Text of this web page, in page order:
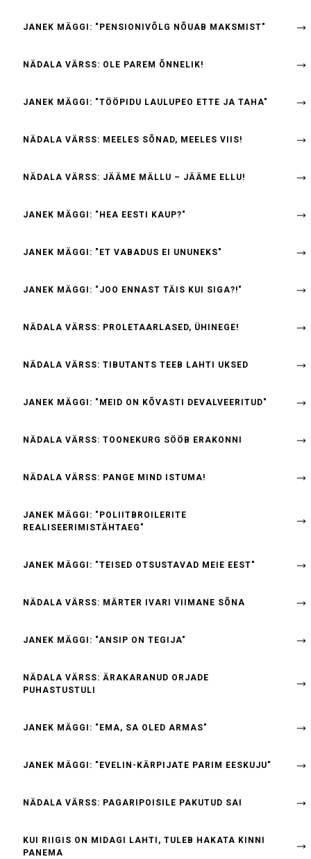
JANEK MÄGGI: "PENSIONIVÕLG NÕUAB MAKSMIST"
NÄDALA VÄRSS: OLE PAREM ÕNNELIK!
JANEK MÄGGI: "TÖÖPIDU LAULUPEO ETTE JA TAHA"
NÄDALA VÄRSS: MEELES SÕNAD, MEELES VIIS!
NÄDALA VÄRSS: JÄÄME MÄLLU – JÄÄME ELLU!
JANEK MÄGGI: "HEA EESTI KAUP?"
JANEK MÄGGI: "ET VABADUS EI UNUNEKS"
JANEK MÄGGI: "JOO ENNAST TÄIS KUI SIGA?!"
NÄDALA VÄRSS: PROLETAARLASED, ÜHINEGE!
NÄDALA VÄRSS: TIBUTANTS TEEB LAHTI UKSED
JANEK MÄGGI: "MEID ON KÕVASTI DEVALVEERITUD"
NÄDALA VÄRSS: TOONEKURG SÖÖB ERAKONNI
NÄDALA VÄRSS: PANGE MIND ISTUMA!
JANEK MÄGGI: "POLIITBROILERITE
REALISEERIMISTÄHTAEG"
JANEK MÄGGI: "TEISED OTSUSTAVAD MEIE EEST"
NÄDALA VÄRSS: MÄRTER IVARI VIIMANE SÕNA
JANEK MÄGGI: "ANSIP ON TEGIJA"
NÄDALA VÄRSS: ÄRAKARANUD ORJADE
PUHASTUSTULI
JANEK MÄGGI: "EMA, SA OLED ARMAS"
JANEK MÄGGI: "EVELIN-KÄRPIJATE PARIM EESKUJU"
NÄDALA VÄRSS: PAGARIPOISILE PAKUTUD SAI
KUI RIIGIS ON MIDAGI LAHTI, TULEB HAKATA KINNI
PANEMA